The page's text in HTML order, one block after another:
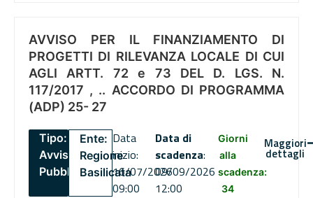
AVVISO PER IL FINANZIAMENTO DI
PROGETTI DI RILEVANZA LOCALE DI CUI
AGLI ARTT. 72 e 73 DEL D. LGS. N.
117/2017 , .. ACCORDO DI PROGRAMMA
(ADP) 25- 27
Tipo:
Avviso
Pubblico
Ente:
Regione
Basilicata
Data
inizio:
16/07/2026
09:00
Data di
scadenza:
09/09/2026
12:00
Giorni
alla
scadenza:
34
Maggiori
dettagli